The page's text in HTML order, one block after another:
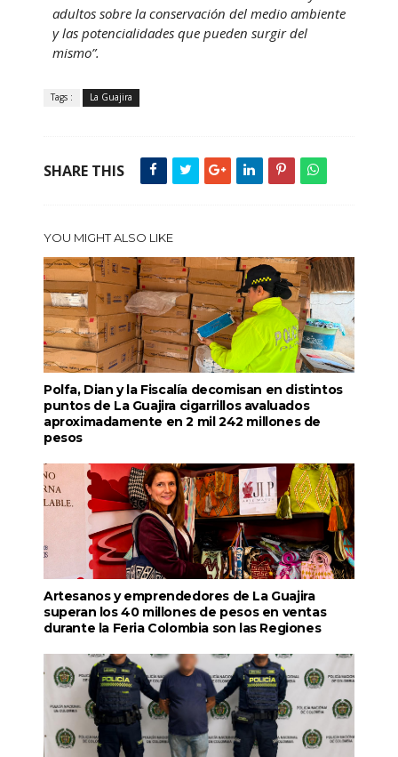
adultos sobre la conservación del medio ambiente
y las potencialidades que pueden surgir del
mismo”.
Tags : La Guajira
SHARE THIS
YOU MIGHT ALSO LIKE
Polfa, Dian y la Fiscalía decomisan en distintos
puntos de La Guajira cigarrillos avaluados
aproximadamente en 2 mil 242 millones de
pesos
Artesanos y emprendedores de La Guajira
superan los 40 millones de pesos en ventas
durante la Feria Colombia son las Regiones